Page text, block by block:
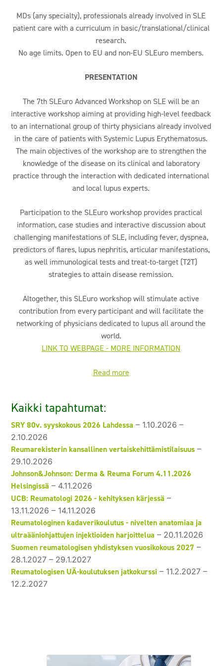
MDs (any specialty), professionals already involved in SLE
patient care with a curriculum in basic/translational/clinical
research.
No age limits. Open to EU and non-EU SLEuro members.
PRESENTATION
The 7th SLEuro Advanced Workshop on SLE will be an
interactive workshop aiming at providing high-level feedback
to an international group of thirty physicians already involved
in the care of patients with Systemic Lupus Erythematosus.
The main objectives of the workshop are to strengthen the
knowledge of the disease on its clinical and laboratory
practice through the interaction with dedicated international
and local lupus experts.
Participation to the SLEuro workshop provides practical
information, case studies and interactive discussion about
challenging manifestations of SLE, including fever, dyspnea,
predictors of flares, lupus nephritis, articular manifestations,
as well immunological tests and treat-to-target (T2T)
strategies to attain disease remission.
Altogether, this SLEuro workshop will stimulate active
contribution from every participant and will facilitate the
networking of physicians dedicated to lupus all around the
world.
LINK TO WEBPAGE - MORE INFORMATION
Read more
Kaikki tapahtumat:
SRY 80v. syyskokous 2026 Lahdessa – 1.10.2026 –
2.10.2026
Reumarekisterin kansallinen vertaiskehittämistilaisuus –
29.10.2026
Johnson&Johnson: Derma & Reuma Forum 4.11.2026
Helsingissä – 4.11.2026
UCB: Reumatologi 2026 - kehityksen kärjessä –
13.11.2026 – 14.11.2026
Reumatologinen kadaverikoulutus - nivelten anatomiaa ja
ultraääniohjattujen injektioiden harjoittelua – 20.11.2026
Suomen reumatologisen yhdistyksen vuosikokous 2027 –
28.1.2027 – 29.1.2027
Reumatologisen UÄ-koulutuksen jatkokurssi – 11.2.2027 –
12.2.2027